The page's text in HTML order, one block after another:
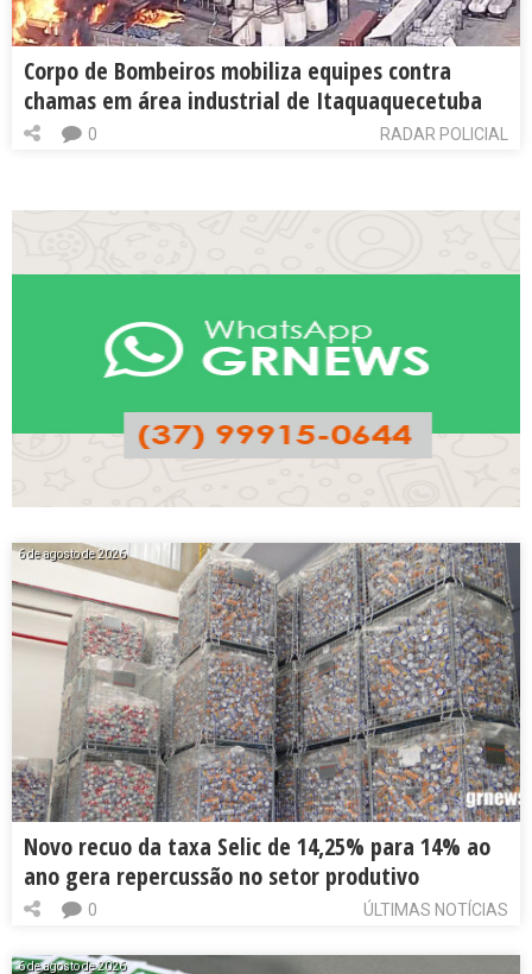
Corpo de Bombeiros mobiliza equipes contra
chamas em área industrial de Itaquaquecetuba
RADAR POLICIAL
0
6 de agosto de 2026
Novo recuo da taxa Selic de 14,25% para 14% ao
ano gera repercussão no setor produtivo
ÚLTIMAS NOTÍCIAS
0
6 de agosto de 2026